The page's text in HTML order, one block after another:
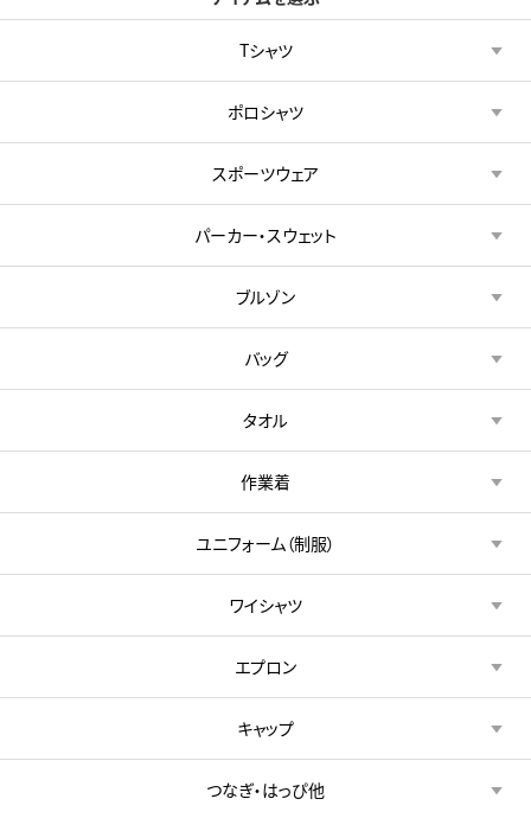
Tシャツ
ポロシャツ
スポーツウェア
パーカー・スウェット
ブルゾン
バッグ
タオル
作業着
ユニフォーム（制服）
ワイシャツ
エプロン
キャップ
つなぎ・はっぴ他